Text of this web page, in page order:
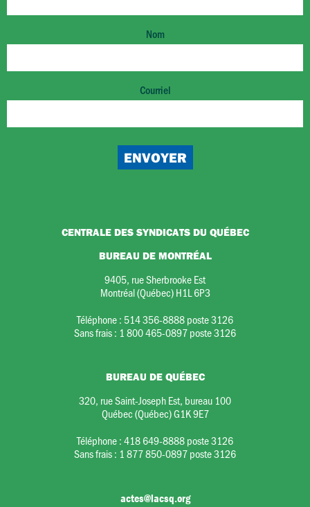
Nom
Courriel
CENTRALE DES SYNDICATS DU QUÉBEC
BUREAU DE MONTRÉAL
9405, rue Sherbrooke Est
Montréal (Québec) H1L 6P3
Téléphone : 514 356-8888 poste 3126
Sans frais : 1 800 465-0897 poste 3126
BUREAU DE QUÉBEC
320, rue Saint-Joseph Est, bureau 100
Québec (Québec) G1K 9E7
Téléphone :418 649-8888 poste 3126
Sans frais : 1 877 850-0897 poste 3126
actes@lacsq.org